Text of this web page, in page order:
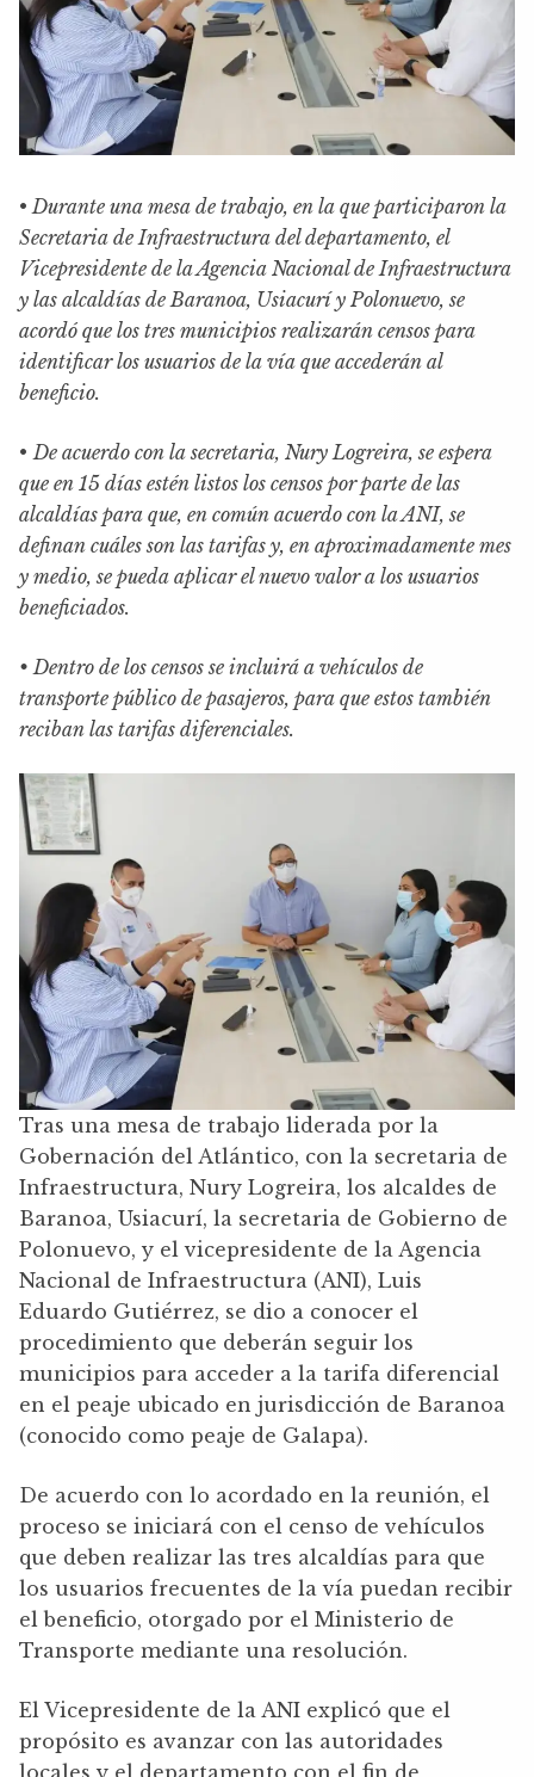
• Durante una mesa de trabajo, en la que participaron la
Secretaria de Infraestructura del departamento, el
Vicepresidente de la Agencia Nacional de Infraestructura
y las alcaldías de Baranoa, Usiacurí y Polonuevo, se
acordó que los tres municipios realizarán censos para
identificar los usuarios de la vía que accederán al
beneficio.
• De acuerdo con la secretaria, Nury Logreira, se espera
que en 15 días estén listos los censos por parte de las
alcaldías para que, en común acuerdo con la ANI, se
definan cuáles son las tarifas y, en aproximadamente mes
y medio, se pueda aplicar el nuevo valor a los usuarios
beneficiados.
• Dentro de los censos se incluirá a vehículos de
transporte público de pasajeros, para que estos también
reciban las tarifas diferenciales.
Tras una mesa de trabajo liderada por la
Gobernación del Atlántico, con la secretaria de
Infraestructura, Nury Logreira, los alcaldes de
Baranoa, Usiacurí, la secretaria de Gobierno de
Polonuevo, y el vicepresidente de la Agencia
Nacional de Infraestructura (ANI), Luis
Eduardo Gutiérrez, se dio a conocer el
procedimiento que deberán seguir los
municipios para acceder a la tarifa diferencial
en el peaje ubicado en jurisdicción de Baranoa
(conocido como peaje de Galapa).
De acuerdo con lo acordado en la reunión, el
proceso se iniciará con el censo de vehículos
que deben realizar las tres alcaldías para que
los usuarios frecuentes de la vía puedan recibir
el beneficio, otorgado por el Ministerio de
Transporte mediante una resolución.
El Vicepresidente de la ANI explicó que el
propósito es avanzar con las autoridades
locales y el departamento con el fin de